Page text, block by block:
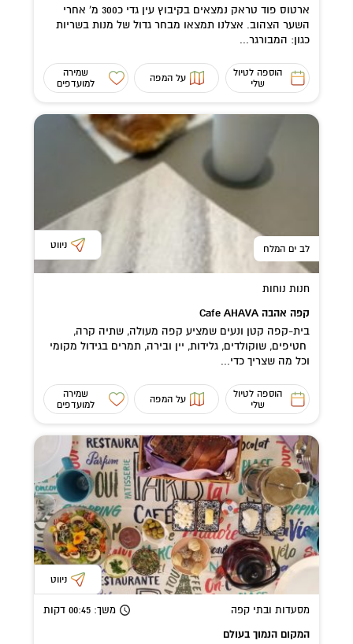
ארטוס פוד טראק נמצאים בקיבוץ עין גדי כ300 מ' אחרי
השער הצהוב. אצלנו תמצאו מבחר גדול של מנות בשריות
כגון: המבורגר...
הוספה לטיול
שלי
על המפה
שמירה
למועדפים
לב ים המלח ניווט
חנות נוחות
קפה אהבה Cafe AHAVA
בית-קפה קטן ונעים שמציע קפה מעולה, שתיה קרה,
חטיפים, שוקולדים, גלידות, יין ובירה, תמרים בגידול מקומי
וכל מה שצריך כדי...
הוספה לטיול
שלי
על המפה
שמירה
למועדפים
ניווט
מסעדות ובתי קפה משך: 00:45 דקות
המקום הנמוך בעולם